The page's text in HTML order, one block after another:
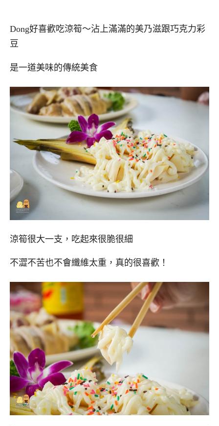
Dong好喜歡吃涼筍～沾上滿滿的美乃滋跟巧克力彩
豆
是一道美味的傳統美食
涼筍很大一支，吃起來很脆很細
不澀不苦也不會纖維太重，真的很喜歡！